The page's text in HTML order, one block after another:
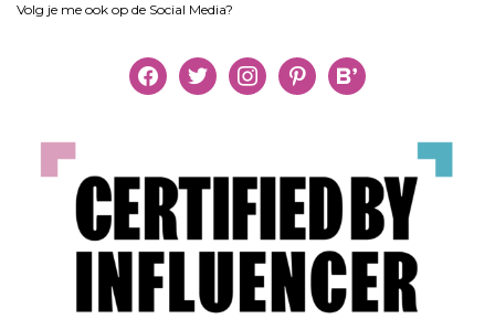
Volg je me ook op de Social Media?
facebooktwitter instagrampinterestbloglovin